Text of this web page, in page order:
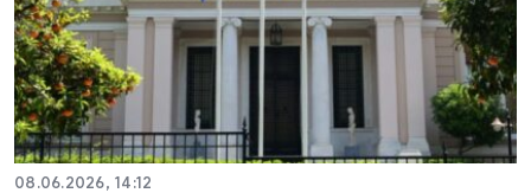
08.06.2026, 14:12